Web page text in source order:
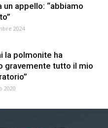
un appello: “abbiamo
2024
la polmonite ha
gravemente tutto il mio
2020